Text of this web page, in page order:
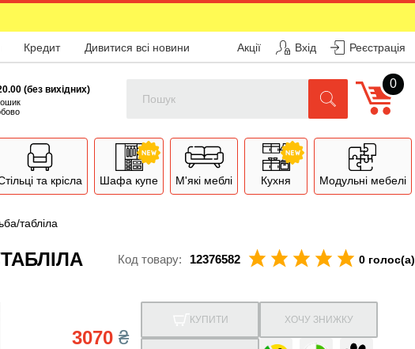
Кредит Дивитися всі новини Акції Вхід Реєстрація
(без вихідних) 0
та крісла Шафа купе М'які меблі Кухня Модульні мебелі
табліла
Код товару: 12376582 0 голос(а)
3070₴
КУПИТИ ХОЧУ ЗНИЖКУ